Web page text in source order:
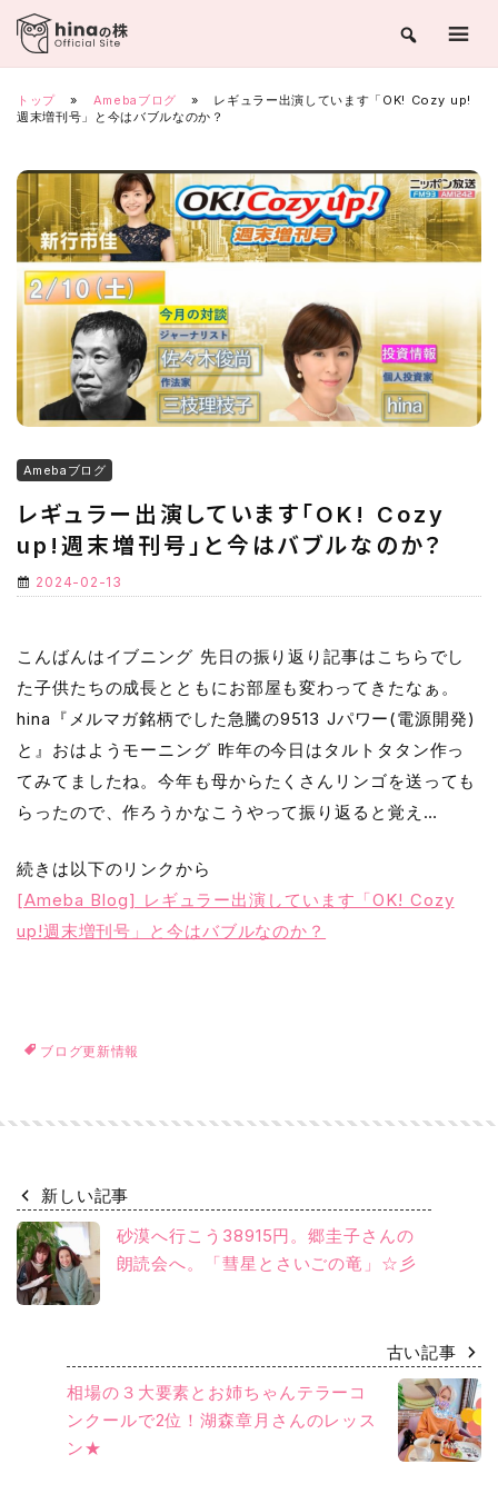
Skip
content
トップ » Amebaブログ »
レギュラー出演しています「OK! Cozy up!
週末増刊号」と今はバブルなのか？
Amebaブログ
レギュラー出演しています「OK! Cozy
up!週末増刊号」と今はバブルなのか？
2024-02-13
こんばんはイブニング 先日の振り返り記事はこちらでし
た子供たちの成長とともにお部屋も変わってきたなぁ。
hina『メルマガ銘柄でした急騰の9513 Jパワー(電源開発)
と』おはようモーニング 昨年の今日はタルトタタン作っ
てみてましたね。今年も母からたくさんリンゴを送っても
らったので、作ろうかなこうやって振り返ると覚え…
続きは以下のリンクから
[Ameba Blog] レギュラー出演しています「OK! Cozy
up!週末増刊号」と今はバブルなのか？
ブログ更新情報
新しい記事
砂漠へ行こう38915円。郷圭子さんの
朗読会へ。「彗星とさいごの竜」☆彡
古い記事
相場の３大要素とお姉ちゃんテラーコ
ンクールで2位！湖森章月さんのレッス
ン★